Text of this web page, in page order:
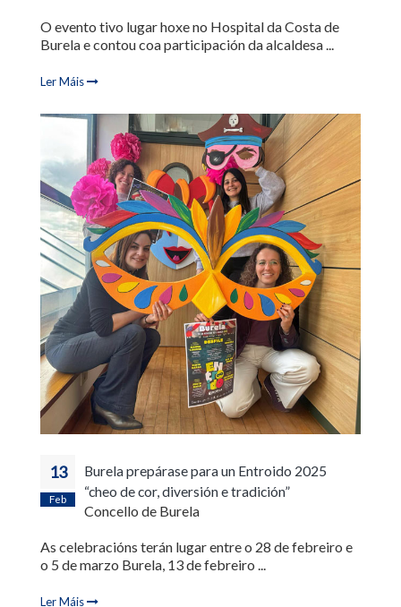
O evento tivo lugar hoxe no Hospital da Costa de
Burela e contou coa participación da alcaldesa ...
Ler Máis
13
Feb
Burela prepárase para un Entroido 2025
“cheo de cor, diversión e tradición”
Concello de Burela
As celebracións terán lugar entre o 28 de febreiro e
o 5 de marzo Burela, 13 de febreiro ...
Ler Máis